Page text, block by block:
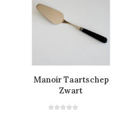
Manoir Taartschep
Zwart